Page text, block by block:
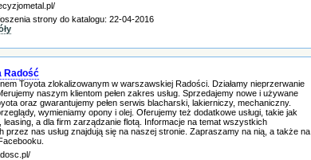
strony do katalogu: 22-04-2016
Radość
Toyota zlokalizowanym w warszawskiej Radości. Działamy nieprzerwanie
naszym klientom pełen zakres usług. Sprzedajemy nowe i używane
oraz gwarantujemy pełen serwis blacharski, lakierniczy, mechaniczny.
wymieniamy opony i olej. Oferujemy też dodatkowe usługi, takie jak
leasing, a dla firm zarządzanie flotą. Informacje na temat wszystkich
przez nas usług znajdują się na naszej stronie. Zapraszamy na nią, a także na